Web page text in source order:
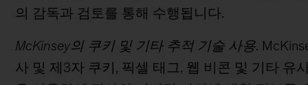
의 감독과 검토를 통해 수행됩니다.
McKinsey의 쿠키 및 기타 추적 기술 사용.
사 및 제3자 쿠키, 픽셀 태그, 웹 비콘 및 기타 유